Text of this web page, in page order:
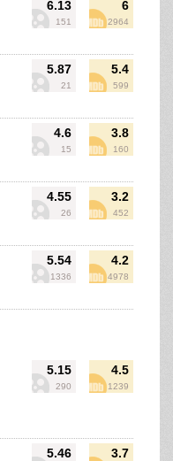
6.13
151
6
2964
5.87
21
5.4
599
4.6
15
3.8
160
4.55
26
3.2
452
5.54
1336
4.2
4978
5.15
290
4.5
1239
5.46 3.7